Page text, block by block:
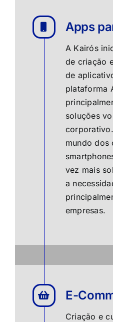
Apps
A Kairós
de criação
de
plataforma
soluções
mundo dos
vez mais
a
empresas.
E-
Criação e